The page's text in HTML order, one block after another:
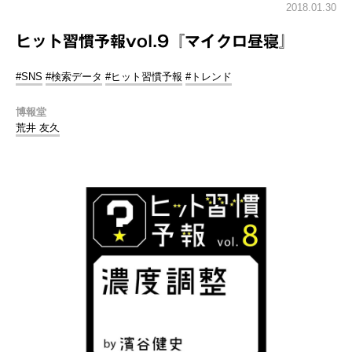
2018.01.30
ヒット習慣予報vol.9『マイクロ昼寝』
#SNS #検索データ #ヒット習慣予報 #トレンド
博報堂
荒井 友久